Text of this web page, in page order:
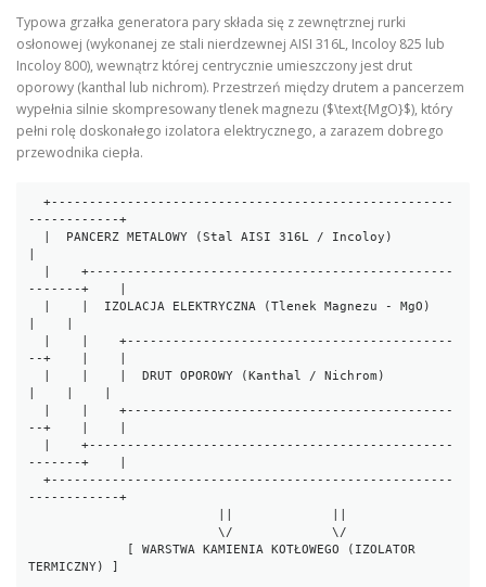
Typowa grzałka generatora pary składa się z zewnętrznej rurki
osłonowej (wykonanej ze stali nierdzewnej AISI 316L, Incoloy 825 lub
Incoloy 800), wewnątrz której centrycznie umieszczony jest drut
oporowy (kanthal lub nichrom). Przestrzeń między drutem a pancerzem
wypełnia silnie skompresowany tlenek magnezu ($\text{MgO}$), który
pełni rolę doskonałego izolatora elektrycznego, a zarazem dobrego
przewodnika ciepła.
  +-----------------------------------------------------
------------+
-------+    |
--+    |    |
--+    |    |
-------+    |
  +-----------------------------------------------------
------------+
                         \/             \/